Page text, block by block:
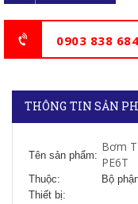
0903 838 684
THÔNG TIN SẢN
Tên sản phẩm:
Bơm
PE6T
Thuộc:
Bộ
Thiết bị: